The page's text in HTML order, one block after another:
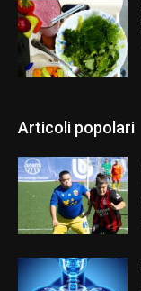
Articoli popolari